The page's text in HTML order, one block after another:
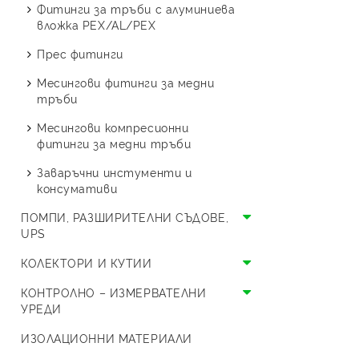
Термопомпи Crystal OPAL
Термопомпи Crystal ONYX
Термопомпи Thermolux
Единичен сплит LG
Моноблок LG
Термопомпи HYUNDAI
Единичен сплит HYUNDAI
Термопомпи Bosch
изолациярезба
резба
Холендрови кранове
Спирателни и шибърни
Смукатели
Поцинковани фитинги
Месингова водопроводна
арматура
Смесители
Фитинги за тръби с алуминиева
вложка PEX/AL/PEX
Прес фитинги
Месингови фитинги за медни
тръби
Месингови компресионни
фитинги за медни тръби
Заваръчни инстументи и
консумативи
ПОМПИ, РАЗШИРИТЕЛНИ СЪДОВЕ,
UPS
Циркулационни помпи и UPS
Разширителни съдове
отворена система
КОЛЕКТОРИ И КУТИИ
Колектори
Кутии
КОНТРОЛНО – ИЗМЕРВАТЕЛНИ
УРЕДИ
Предпазни уреди
ИЗОЛАЦИОННИ МАТЕРИАЛИ